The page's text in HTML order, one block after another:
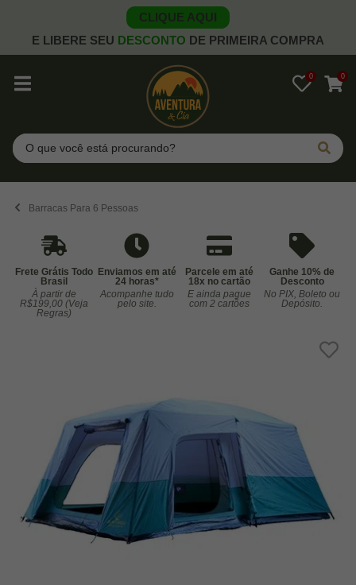
CLIQUE AQUI
E LIBERE SEU DESCONTO DE PRIMEIRA COMPRA
0 0
Pesquisar
Barracas Para 6 Pessoas
Frete Grátis Todo
Brasil
À partir de
R$199,00 (Veja
Regras)
Enviamos em até
24 horas*
Acompanhe tudo
pelo site.
Parcele em até
18x no cartão
E ainda pague
com 2 cartões
Ganhe 10% de
Desconto
No PIX, Boleto ou
Depósito.